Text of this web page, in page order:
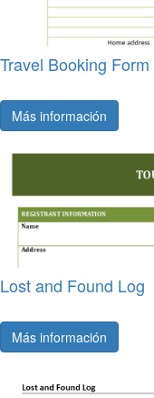
Travel Booking
Más información
Lost and Found Log
Más información